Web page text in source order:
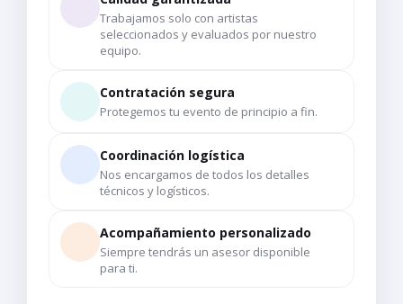
Trabajamos solo con artistas
seleccionados y evaluados por nuestro
equipo.
Contratación segura
Protegemos tu evento de principio a fin.
Coordinación logística
Nos encargamos de todos los detalles
técnicos y logísticos.
Acompañamiento personalizado
Siempre tendrás un asesor disponible
para ti.